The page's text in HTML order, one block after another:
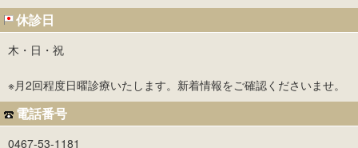
休診日
木・日・祝
※月2回程度日曜診療いたします。新着情報をご確認くださいませ。
電話番号
0467-53-1181